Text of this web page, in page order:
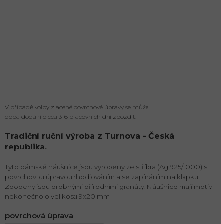
povrchová úprava
V případě volby zlacené povrchové úpravy se může
doba dodání o cca 3-6 pracovních dní zpozdit.
Tradiční ruční výroba z Turnova - Česká
republika.
Tyto dámské náušnice jsou vyrobeny ze stříbra (Ag 925/1000) s
povrchovou úpravou rhodiováním a se zapínáním na klapku.
Zdobeny jsou drobnými přírodními granáty. Náušnice mají motiv
nekonečno o velikosti 9x20 mm.